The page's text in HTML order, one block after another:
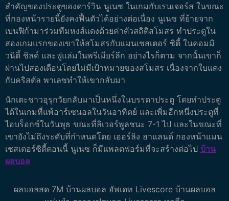
สำคัญของประตูของดาร์วิน นูเนซ ในเกมกับเรนเจอร์ส ในขณะ
ที่กองหน้ารายนี้ยังคงฟื้นตัวได้อย่างต่อเนื่อง นูเนซ ที่ย้ายจาก
เบนฟิก้ามาร่วมทีมหงส์แดงด้วยค่าตัวสถิติสโมสร ทำประตูใน
สองเกมแรกของเขาให้สโมสรกับแมนเชสเตอร์ ซิตี้ ในคอมมิ
วนิตี้ ชิลด์ และฟูแล่มในพรีเมียร์ลีก อย่างไรก็ตาม จากนั้นเขาก็
ผ่านไปสองเดือนโดยไม่มีเป้าหมายของสโมสร เนื่องจากใบแดง
กับคริสตัล พาเลซทำให้เขากลับมา
นักเตะชาวอุรุกวัยกลับมาเป็นหนึ่งในบรรดาประตู โดยทำประตู
ได้ในเกมที่แพ้อาร์เซนอลในวันอาทิตย์ และเพิ่มอีกหนึ่งประตูที่
ไอบร็อกซ์ในวันพุธ ขณะที่ลิเวอร์พูลชนะ 7-1 ไป และในขณะที่
เขายังไม่ถึงระดับที่กำหนดโดย เออร์ลิง ฮาแลนด์ กองหน้าแมน
เชสเตอร์ซิตี้ตอนนี้ นูเนซ ก็มีแพลตฟอร์มที่จะสร้างต่อไป บ้าน
ผลบอล
ผลบอลสด 7M บ้านผลบอล อัพเดท Livescore บ้านผลบอล